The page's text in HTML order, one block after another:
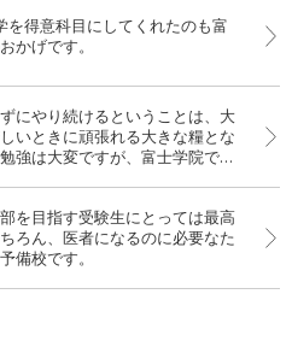
を得意科目にしてくれたのも富
かげです。
にやり続けるということは、大
いときに頑張れる大きな糧とな
強は大変ですが、富士学院での
を目指す受験生にとっては最高
ろん、医者になるのに必要なた
備校です。